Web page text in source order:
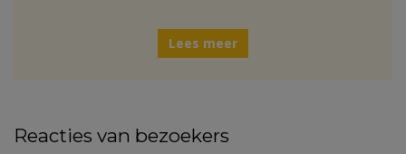
Lees meer
Reacties van bezoekers